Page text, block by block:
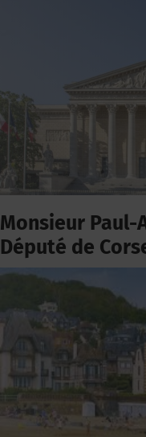
Monsieur Paul-
Député de